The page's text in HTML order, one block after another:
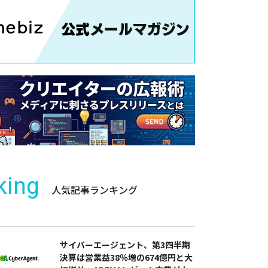
人気記事ランキング
サイバーエージェント、第3四半期
決算は営業益38％増の674億円と大